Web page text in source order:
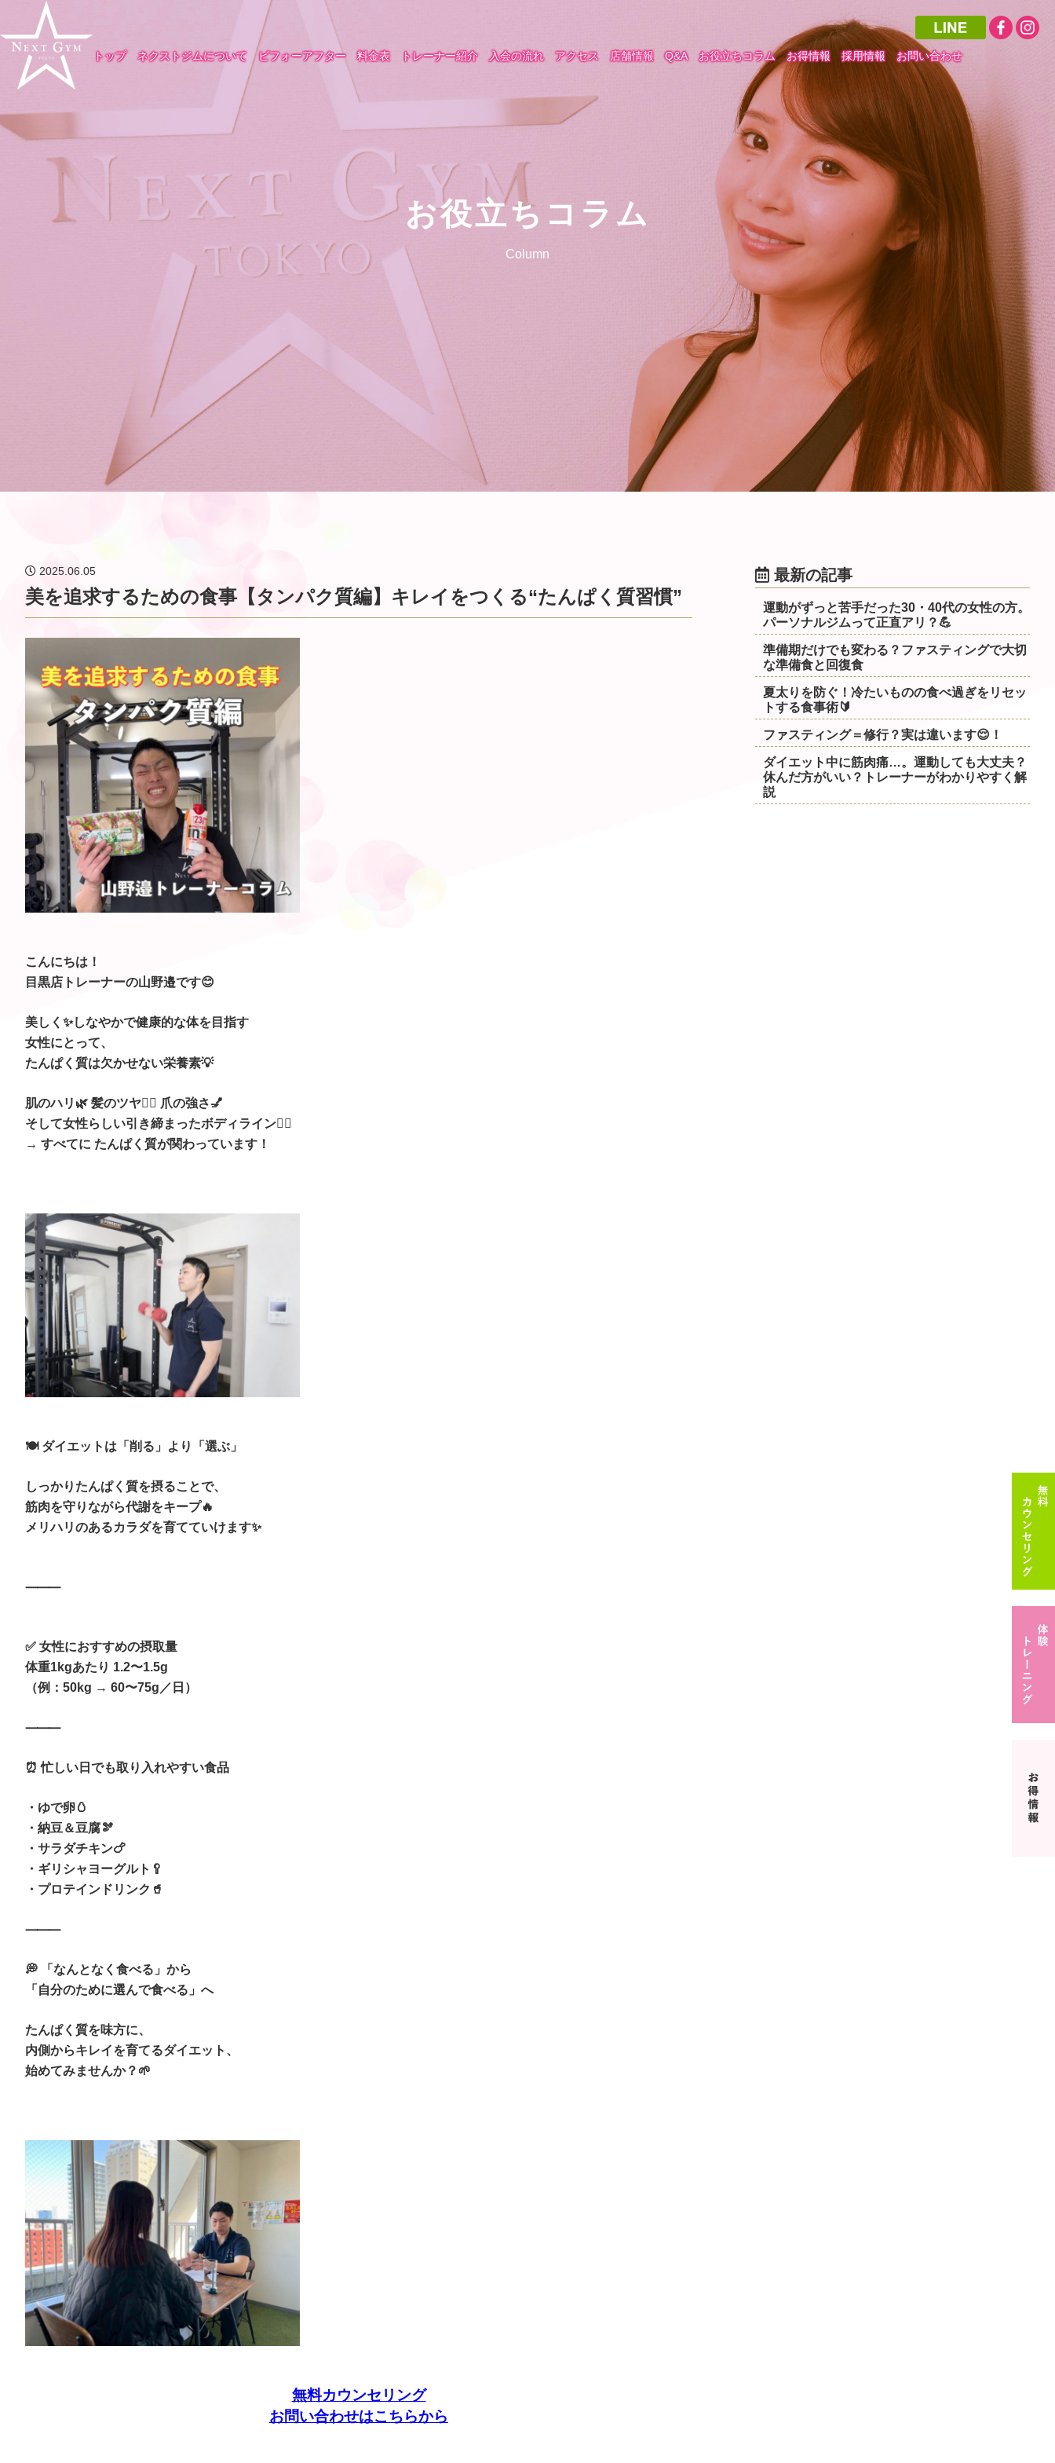
トップ ネクストジムについて ビフォーアフター 料金表 トレーナー紹介 入会の流れ アクセス 店舗情報 Q&A お役立ちコラム お得情報 採用情報 お問い合わせ
お役立ちコラム
Column
2025.06.05
美を追求するための食事【タンパク質編】キレイをつくる“たんぱく質習慣”
こんにちは！
目黒店トレーナーの山野邉です😊
美しく✨しなやかで健康的な体を目指す
女性にとって、
たんぱく質は欠かせない栄養素💡
肌のハリ🌿 髪のツヤ💇‍♀️ 爪の強さ💅
そして女性らしい引き締まったボディライン🏋️‍♀️
→ すべてに たんぱく質が関わっています！
🍽 ダイエットは「削る」より「選ぶ」
しっかりたんぱく質を摂ることで、
筋肉を守りながら代謝をキープ🔥
メリハリのあるカラダを育てていけます✨
⸻
✅ 女性におすすめの摂取量
体重1kgあたり 1.2〜1.5g
（例：50kg → 60〜75g／日）
⸻
⏰ 忙しい日でも取り入れやすい食品
・ゆで卵🥚
・納豆＆豆腐🫘
・サラダチキン🍗
・ギリシャヨーグルト🥄
・プロテインドリンク🥤
⸻
💭 「なんとなく食べる」から
「自分のために選んで食べる」へ
たんぱく質を味方に、
内側からキレイを育てるダイエット、
始めてみませんか？🌱
無料カウンセリング
お問い合わせはこちらから
最新の記事
運動がずっと苦手だった30・40代の女性の方。
パーソナルジムって正直アリ？💪
準備期だけでも変わる？ファスティングで大切
な準備食と回復食
夏太りを防ぐ！冷たいものの食べ過ぎをリセッ
トする食事術🔰
ファスティング＝修行？実は違います😌！
ダイエット中に筋肉痛…。運動しても大丈夫？
休んだ方がいい？トレーナーがわかりやすく解
説